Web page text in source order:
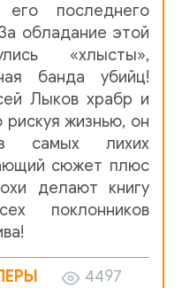
его последнего
обладание этой
«хлысты»,
банда убийц!
Лыков храбр и
жизнью, он
самых лихих
сюжет плюс
делают книгу
поклонников
4497